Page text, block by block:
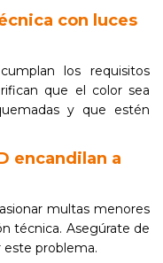
con luces
los requisitos
que el color sea
y que estén
encandilan a
multas menores
técnica. Asegúrate de
este problema.